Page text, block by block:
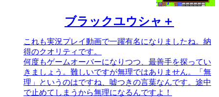
ブラックユウシャ＋
これも実況プレイ動画で一躍有名になりましたね。納
得のクオリティです。
何度もゲームオーバーになりつつ、最善手を探ってい
きましょう。難しいですが無理ではありません。「無
理」というのはですね、嘘つきの言葉なんです。途中
で止めてしまうから無理になるんですよ！